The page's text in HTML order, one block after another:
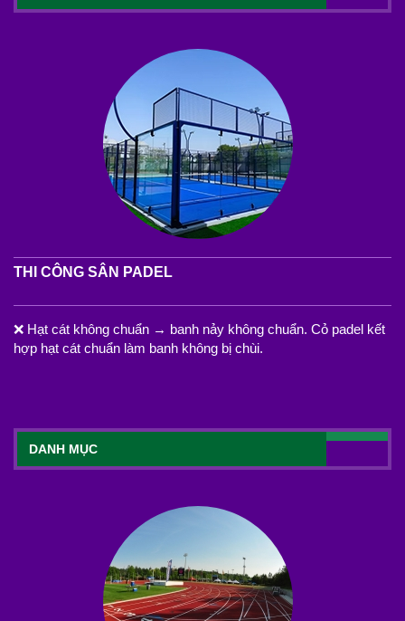
THI CÔNG SÂN PADEL
❌ Hạt cát không chuẩn → banh nảy không chuẩn. Cỏ padel kết
hợp hạt cát chuẩn làm banh không bị chùi.
DANH MỤC